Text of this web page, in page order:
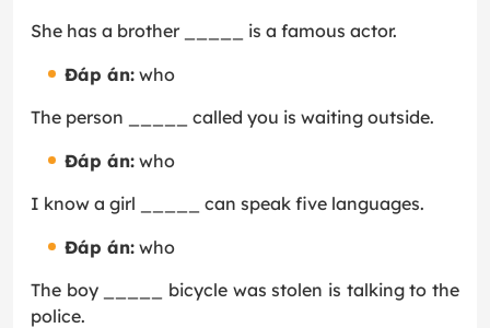
She has a brother _____ is a famous actor.
Đáp án: who
The person _____ called you is waiting outside.
Đáp án: who
I know a girl _____ can speak five languages.
Đáp án: who
The boy _____ bicycle was stolen is talking to the
police.